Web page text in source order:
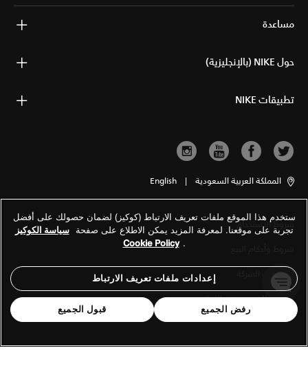
مساعدة
حول NIKE (بالإنجليزية)
تطبيقات NIKE
المملكة العربية السعودية |
English
شروط الاستخدام
معلومات الشركة
سياسة الخصوصية والكوكيز
ستخدم هذا الموقع ملفات تعريف الارتباط (كوكيز) لضمان حصولك على أفضل
تجربة على موقعنا. لمعرفة المزيد يمكن الاطلاع على صفحة سياسة الكوكيز
.
Cookie Policy
إعدادات ملفات تعريف الارتباط
رفض الجميع قبول الجميع